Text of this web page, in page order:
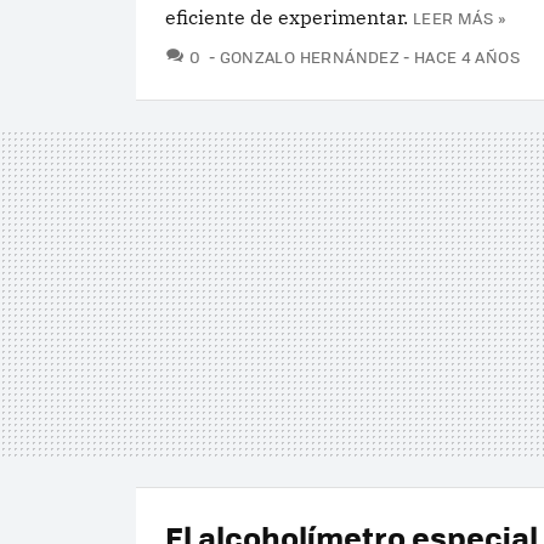
eficiente de experimentar. LEER MÁS »
0 COMENTARIOS
GONZALO HERNÁNDEZ HACE 4 AÑOS